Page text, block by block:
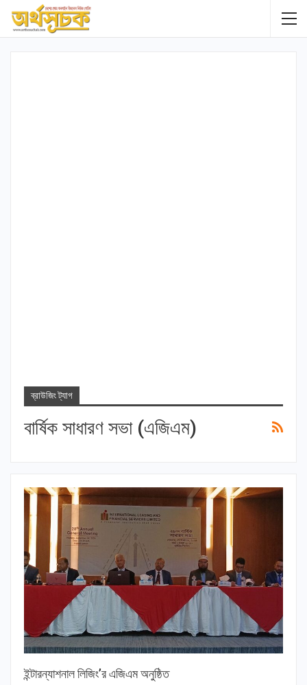
ব্রাউজিং ট্যাগ
বার্ষিক সাধারণ সভা (এজিএম)
ইন্টারন্যাশনাল লিজিং’র এজিএম অনুষ্ঠিত